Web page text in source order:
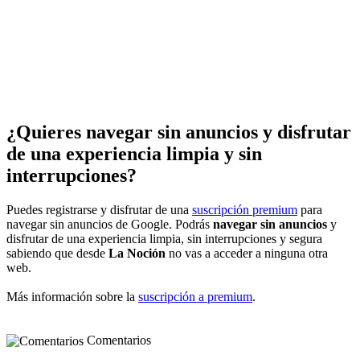
¿Quieres navegar sin anuncios y disfrutar
de una experiencia limpia y sin
interrupciones?
Puedes registrarse y disfrutar de una suscripción premium para
navegar sin anuncios de Google. Podrás navegar sin anuncios y
disfrutar de una experiencia limpia, sin interrupciones y segura
sabiendo que desde La Noción no vas a acceder a ninguna otra
web.
Más información sobre la suscripción a premium.
Comentarios